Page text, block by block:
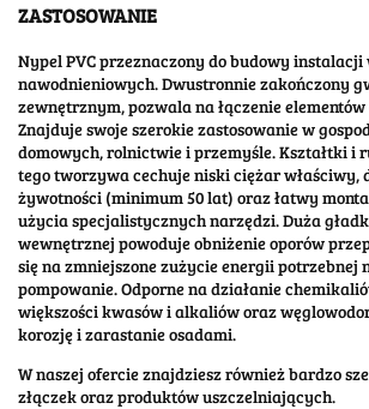
ZASTOSOWANIE
Nypel PVC przeznaczony do budowy
nawodnieniowych. Dwustronnie zakończony
zewnętrznym, pozwala na łączenie
Znajduje swoje szerokie zastosowanie w
domowych, rolnictwie i przemyśle. Kształtki i
tego tworzywa cechuje niski ciężar właściwy,
żywotności (minimum 50 lat) oraz łatwy
użycia specjalistycznych narzędzi. Duża
wewnętrznej powoduje obniżenie oporów
się na zmniejszone zużycie energii potrzebnej
pompowanie. Odporne na działanie
większości kwasów i alkaliów oraz
korozję i zarastanie osadami.
W naszej ofercie znajdziesz również bardzo
złączek oraz produktów uszczelniających.